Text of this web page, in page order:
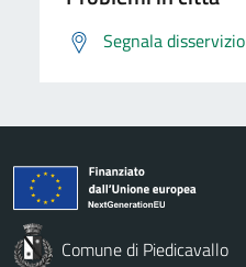
Segnala disservizio
Comune di Piedicavallo